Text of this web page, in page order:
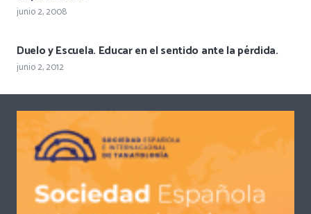
junio 2, 2008
Duelo y Escuela. Educar en el sentido ante la pérdida.
junio 2, 2012